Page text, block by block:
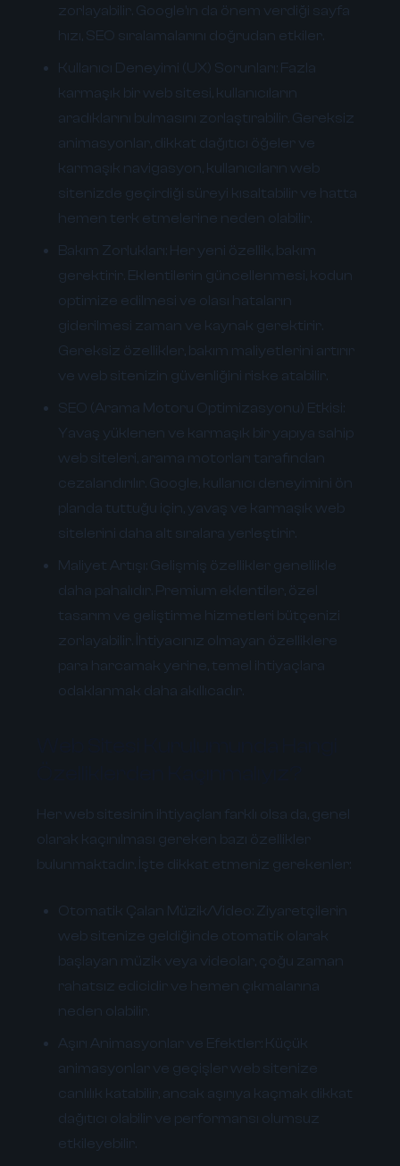
zorlayabilir. Google'ın da önem verdiği sayfa
hızı, SEO sıralamalarını doğrudan etkiler.
Kullanıcı Deneyimi (UX) Sorunları: Fazla
karmaşık bir web sitesi, kullanıcıların
aradıklarını bulmasını zorlaştırabilir. Gereksiz
animasyonlar, dikkat dağıtıcı öğeler ve
karmaşık navigasyon, kullanıcıların web
sitenizde geçirdiği süreyi kısaltabilir ve hatta
hemen terk etmelerine neden olabilir.
Bakım Zorlukları: Her yeni özellik, bakım
gerektirir. Eklentilerin güncellenmesi, kodun
optimize edilmesi ve olası hataların
giderilmesi zaman ve kaynak gerektirir.
Gereksiz özellikler, bakım maliyetlerini artırır
ve web sitenizin güvenliğini riske atabilir.
SEO (Arama Motoru Optimizasyonu) Etkisi:
Yavaş yüklenen ve karmaşık bir yapıya sahip
web siteleri, arama motorları tarafından
cezalandırılır. Google, kullanıcı deneyimini ön
planda tuttuğu için, yavaş ve karmaşık web
sitelerini daha alt sıralara yerleştirir.
Maliyet Artışı: Gelişmiş özellikler genellikle
daha pahalıdır. Premium eklentiler, özel
tasarım ve geliştirme hizmetleri bütçenizi
zorlayabilir. İhtiyacınız olmayan özelliklere
para harcamak yerine, temel ihtiyaçlara
odaklanmak daha akıllıcadır.
Her web sitesinin ihtiyaçları farklı olsa da, genel
olarak kaçınılması gereken bazı özellikler
bulunmaktadır. İşte dikkat etmeniz gerekenler:
Otomatik Çalan Müzik/Video: Ziyaretçilerin
web sitenize geldiğinde otomatik olarak
başlayan müzik veya videolar, çoğu zaman
rahatsız edicidir ve hemen çıkmalarına
neden olabilir.
Aşırı Animasyonlar ve Efektler: Küçük
animasyonlar ve geçişler web sitenize
canlılık katabilir, ancak aşırıya kaçmak dikkat
dağıtıcı olabilir ve performansı olumsuz
etkileyebilir.